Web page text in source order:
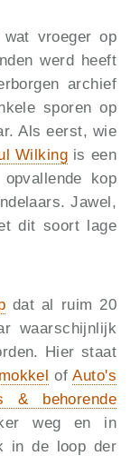
vroeger op
werd heeft
archief
sporen op
Als eerst, wie
Wilking is een
kop
Jawel,
dit soort lage
dat al ruim 20
waarschijnlijk
Hier staat
ofAuto's
& behorende
weg en in
in de loop der